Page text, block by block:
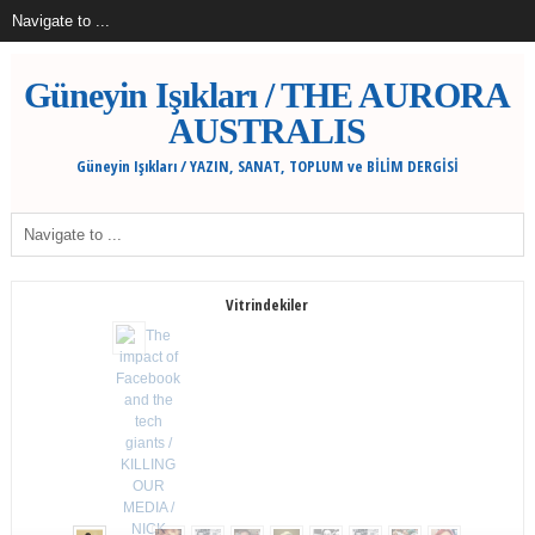
Güneyin Işıkları / THE AURORA
AUSTRALIS
Güneyin Işıkları / YAZIN, SANAT, TOPLUM ve BİLİM DERGİSİ
Vitrindekiler